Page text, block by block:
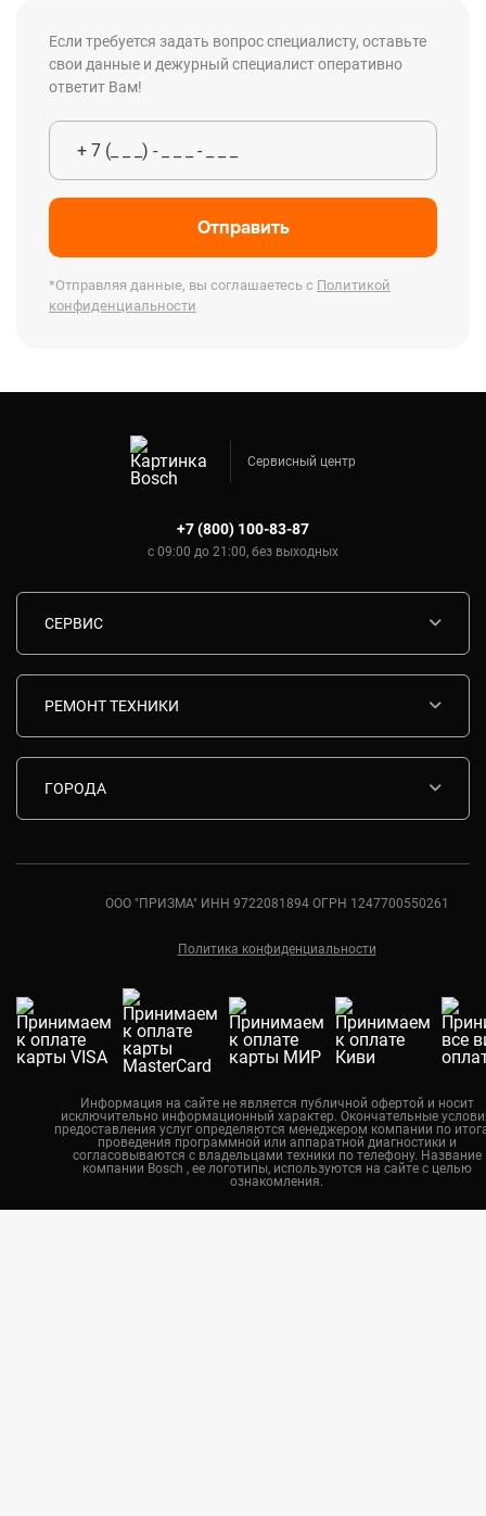
Если требуется задать вопрос специалисту, оставьте
свои данные и дежурный специалист оперативно
ответит Вам!
Отправить
*Отправляя данные, вы соглашаетесь с Политикой
конфиденциальности
Сервисный центр
+7 (800) 100-83-87
с 09:00 до 21:00, без выходных
СЕРВИС
Комплектующие
Контакты
РЕМОНТ ТЕХНИКИ
Ремонт кондиционеров Bosch
ГОРОДА
Санкт-Петербург
Новосибирск
Калининград
Челябинск
Казань
Воронеж
ООО "ПРИЗМА" ИНН 9722081894 ОГРН 1247700550261
Политика конфиденциальности
Информация на сайте не является публичной офертой и носит
исключительно информационный характер. Окончательные
предоставления услуг определяются менеджером компании по
проведения программной или аппаратной диагностики и
согласовываются с владельцами техники по телефону. Название
компании Bosch , ее логотипы, используются на сайте с целью
ознакомления.